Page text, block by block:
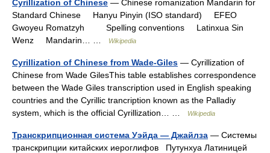
Cyrillization of Chinese — Chinese romanization Mandarin for
Standard Chinese Hanyu Pinyin (ISO standard) EFEO
Gwoyeu Romatzyh Spelling conventions Latinxua Sin
Wenz Mandarin… …
Wikipedia
Cyrillization of Chinese from Wade-Giles — Cyrillization of
Chinese from Wade GilesThis table establishes correspondence
between the Wade Giles transcription used in English speaking
countries and the Cyrillic trancription known as the Palladiy
system, which is the official Cyrillization… …
Wikipedia
Транскрипционная система Уэйда — Джайлза — Системы
транскрипции китайских иероглифов Путунхуа Латиницей